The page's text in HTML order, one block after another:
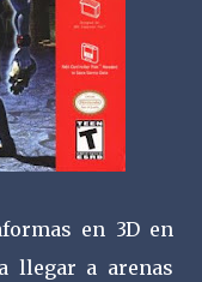
en 3D en
llegar a arenas